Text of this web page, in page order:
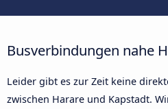
Busverbindungen nahe
Leider gibt es zur Zeit keine
zwischen Harare und Kapstadt.